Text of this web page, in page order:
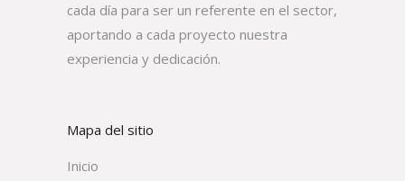
cada día para ser un referente en el sector,
aportando a cada proyecto nuestra
experiencia y dedicación.
Mapa del sitio
Inicio